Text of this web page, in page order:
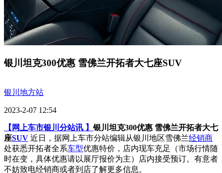
银川坦克300优惠 雪佛兰开拓者大七座SUV
银川地方站
2023-2-07 12:54
【网上车市银川分站讯 】银川坦克300优惠 雪佛兰开拓者大七
座SUV 近日，据网上车市分站编辑从银川地区雪佛兰经销商
处获悉开拓者全系车型优惠特价，店内现车充足（市场行情随
时在变，具体优惠请以展厅报价为主）店内接受预订。有意者
不妨致电经销商或者到店了解更多信息。